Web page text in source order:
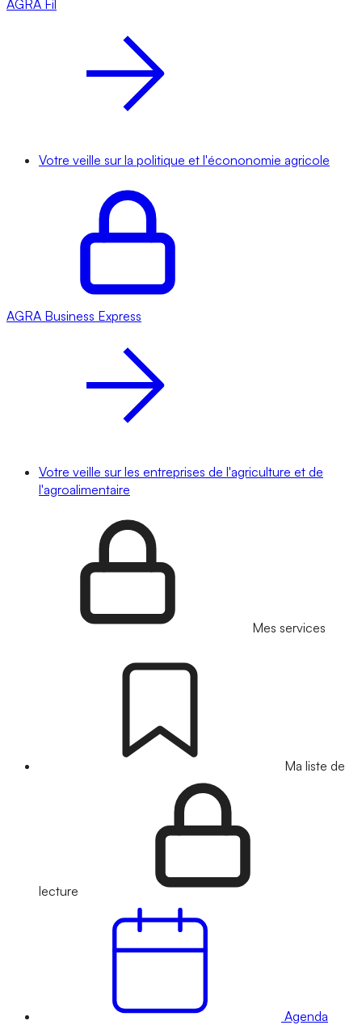
AGRA Fil
Votre veille sur la politique et l'écononomie agricole
AGRA Business Express
Votre veille sur les entreprises de l'agriculture et de
l'agroalimentaire
Mes services
Ma liste de
lecture
Agenda